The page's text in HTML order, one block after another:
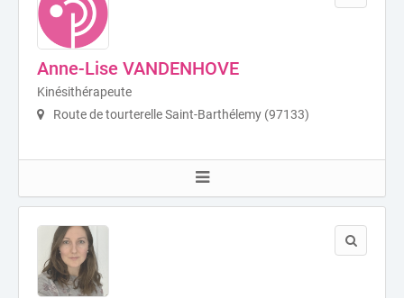
Anne-Lise VANDENHOVE
Kinésithérapeute
Route de tourterelle Saint-Barthélemy (97133)